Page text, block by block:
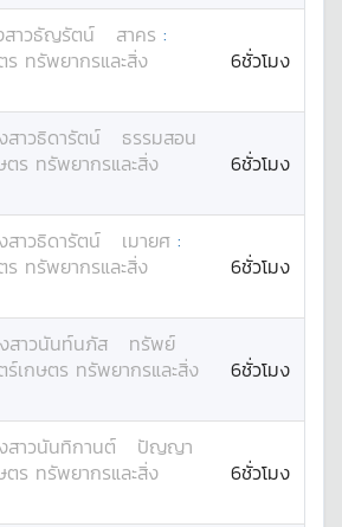
าวธัญรัตน์ สาคร :
ร ทรัพยากรและสิ่ง
6ชั่วโมง
สาวธิดารัตน์
ธรรมสอน
ตร ทรัพยากรและสิ่ง
6ชั่วโมง
สาวธิดารัตน์ เมายศ :
ร ทรัพยากรและสิ่ง
6ชั่วโมง
สาวนันท์นภัส
ทรัพย์
ร์เกษตร ทรัพยากรและสิ่ง
6ชั่วโมง
สาวนันทิกานต์
ปัญญา
ตร ทรัพยากรและสิ่ง
6ชั่วโมง